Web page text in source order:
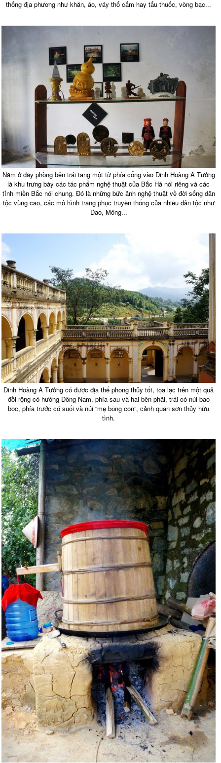
thống địa phương như khăn, áo, váy thổ cẩm hay tẩu thuốc, vòng bạc...
Nằm ở dãy phòng bên trái tầng một từ phía cổng vào Dinh Hoàng A Tưởng
là khu trưng bày các tác phẩm nghệ thuật của Bắc Hà nói riêng và các
tỉnh miền Bắc nói chung. Đó là những bức ảnh nghệ thuật về đời sống dân
tộc vùng cao, các mô hình trang phục truyền thống của nhiều dân tộc như
Dao, Mông...
Dinh Hoàng A Tưởng có được địa thế phong thủy tốt, tọa lạc trên một quả
đồi rộng có hướng Đông Nam, phía sau và hai bên phải, trái có núi bao
bọc, phía trước có suối và núi “mẹ bồng con”, cảnh quan sơn thủy hữu
tình.